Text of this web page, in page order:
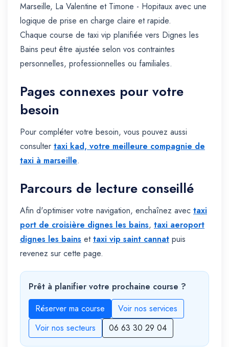
Marseille, La Valentine et Timone - Hopitaux avec une
logique de prise en charge claire et rapide.
Chaque course de taxi vip planifiée vers Dignes les
Bains peut être ajustée selon vos contraintes
personnelles, professionnelles ou familiales.
Pages connexes pour votre
besoin
Pour compléter votre besoin, vous pouvez aussi
consulter taxi kad, votre meilleure compagnie de
taxi à marseille.
Parcours de lecture conseillé
Afin d'optimiser votre navigation, enchaînez avec taxi
port de croisière dignes les bains, taxi aeroport
dignes les bains ettaxi vip saint cannat puis
revenez sur cette page.
Prêt à planifier votre prochaine course ?
Réserver ma course
Voir nos services
Voir nos secteurs
06 63 30 29 04